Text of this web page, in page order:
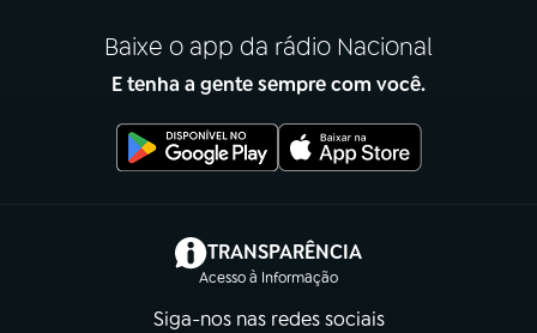
Baixe o app da rádio Nacional
E tenha a gente sempre com você.
TRANSPARÊNCIA
Acesso à Informação
(abre em nova aba)
Siga-nos nas redes sociais